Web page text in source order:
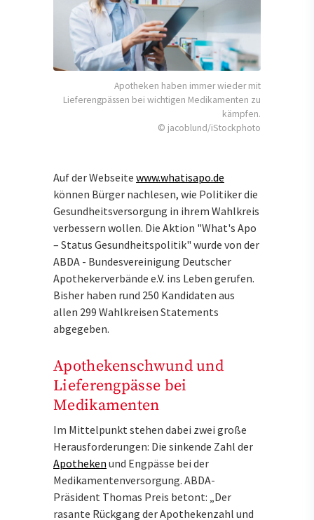
Apotheken haben immer wieder mit
Lieferengpässen bei wichtigen Medikamenten zu
kämpfen.
© jacoblund/iStockphoto
Auf der Webseite www.whatisapo.de
können Bürger nachlesen, wie Politiker die
Gesundheitsversorgung in ihrem Wahlkreis
verbessern wollen. Die Aktion "What's Apo
– Status Gesundheitspolitik" wurde von der
ABDA - Bundesvereinigung Deutscher
Apothekerverbände e.V. ins Leben gerufen.
Bisher haben rund 250 Kandidaten aus
allen 299 Wahlkreisen Statements
abgegeben.
Apothekenschwund und
Lieferengpässe bei
Medikamenten
Im Mittelpunkt stehen dabei zwei große
Herausforderungen: Die sinkende Zahl der
Apotheken und Engpässe bei der
Medikamentenversorgung. ABDA-
Präsident Thomas Preis betont: „Der
rasante Rückgang der Apothekenzahl und